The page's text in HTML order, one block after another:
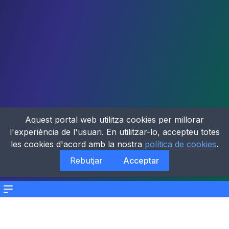
Menu
Aquest portal web utilitza cookies per millorar
l'experiència de l'usuari. En utilitzar-lo, accepteu totes
les cookies d'acord amb la nostra política de cookies.
Rebutjar
Acceptar